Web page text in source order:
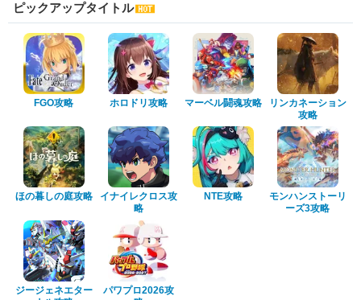
ピックアップタイトル
FGO攻略 ホロドリ攻略 マーベル闘魂攻略
リンカネーション
攻略
ほの暮しの庭攻略
イナイレクロス攻
略
NTE攻略
モンハンストーリ
ーズ3攻略
ジージェネエター
パワプロ2026攻